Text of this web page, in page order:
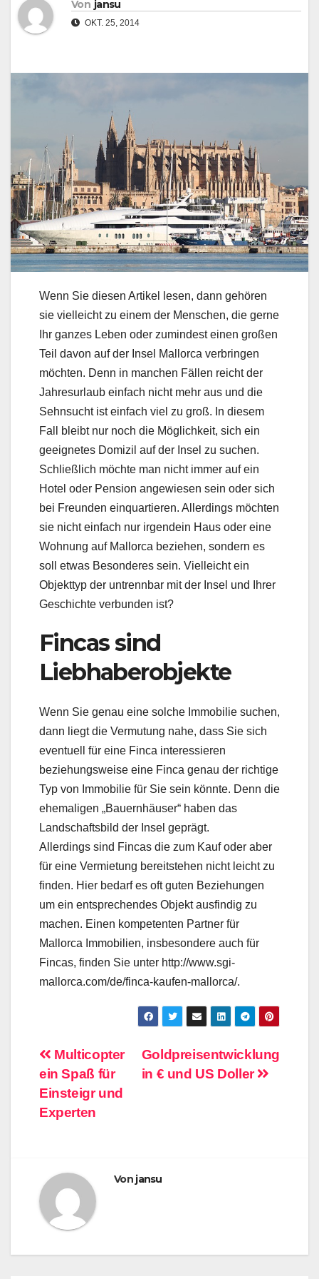
Von jansu
OKT. 25, 2014
Wenn Sie diesen Artikel lesen, dann gehören
sie vielleicht zu einem der Menschen, die gerne
Ihr ganzes Leben oder zumindest einen großen
Teil davon auf der Insel Mallorca verbringen
möchten. Denn in manchen Fällen reicht der
Jahresurlaub einfach nicht mehr aus und die
Sehnsucht ist einfach viel zu groß. In diesem
Fall bleibt nur noch die Möglichkeit, sich ein
geeignetes Domizil auf der Insel zu suchen.
Schließlich möchte man nicht immer auf ein
Hotel oder Pension angewiesen sein oder sich
bei Freunden einquartieren. Allerdings möchten
sie nicht einfach nur irgendein Haus oder eine
Wohnung auf Mallorca beziehen, sondern es
soll etwas Besonderes sein. Vielleicht ein
Objekttyp der untrennbar mit der Insel und Ihrer
Geschichte verbunden ist?
Fincas sind
Liebhaberobjekte
Wenn Sie genau eine solche Immobilie suchen,
dann liegt die Vermutung nahe, dass Sie sich
eventuell für eine Finca interessieren
beziehungsweise eine Finca genau der richtige
Typ von Immobilie für Sie sein könnte. Denn die
ehemaligen „Bauernhäuser“ haben das
Landschaftsbild der Insel geprägt.
Allerdings sind Fincas die zum Kauf oder aber
für eine Vermietung bereitstehen nicht leicht zu
finden. Hier bedarf es oft guten Beziehungen
um ein entsprechendes Objekt ausfindig zu
machen. Einen kompetenten Partner für
Mallorca Immobilien, insbesondere auch für
Fincas, finden Sie unter http://www.sgi-
mallorca.com/de/finca-kaufen-mallorca/.
Beitragsnavigation
Goldpreisentwicklung
in € und US Doller
Multicopter
ein Spaß für
Einsteigr und
Experten
Von jansu